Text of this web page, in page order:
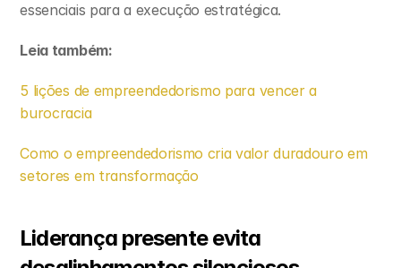
essenciais para a execução estratégica.
Leia também:
5 lições de empreendedorismo para vencer a
burocracia
Como o empreendedorismo cria valor duradouro em
setores em transformação
Liderança presente evita